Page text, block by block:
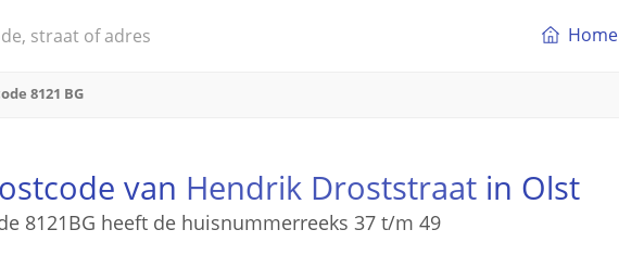
Home
8121 BG
van Hendrik Droststraatin Olst
8121BG heeft de huisnummerreeks 37 t/m 49